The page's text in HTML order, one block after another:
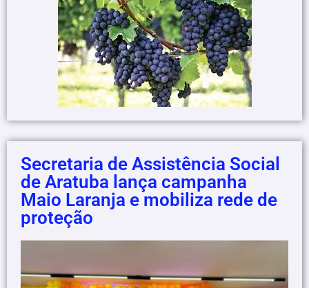
Secretaria de Assistência Social
de Aratuba lança campanha
Maio Laranja e mobiliza rede de
proteção